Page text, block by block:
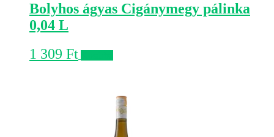
Bolyhos ágyas Cigánymegy pálinka
0,04 L
1 309 Ft